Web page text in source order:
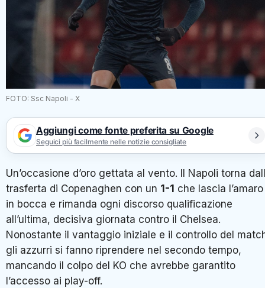
FOTO: Ssc Napoli - X
Aggiungi come fonte preferita su Google
Seguici più facilmente nelle notizie consigliate
Un’occasione d’oro gettata al vento. Il Napoli torna
trasferta di Copenaghen con un 1-1 che lascia l’amaro
in bocca e rimanda ogni discorso qualificazione
all’ultima, decisiva giornata contro il Chelsea.
Nonostante il vantaggio iniziale e il controllo del
gli azzurri si fanno riprendere nel secondo tempo,
mancando il colpo del KO che avrebbe garantito
l’accesso ai play-off.